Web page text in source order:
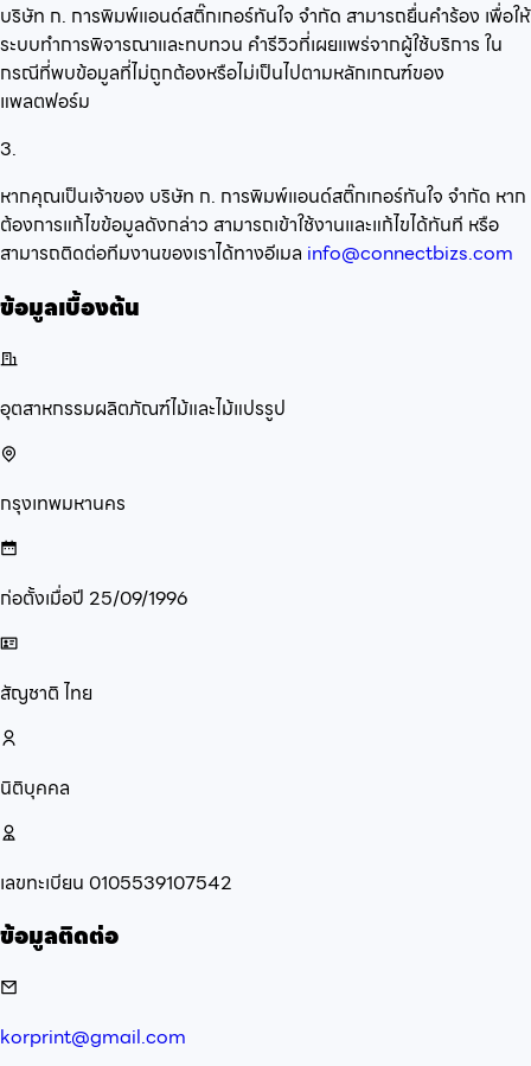
บริษัท ก. การพิมพ์แอนด์สติ๊กเกอร์ทันใจ จำกัด สามารถยื่นคำร้อง เพื่อให้
ระบบทำการพิจารณาและทบทวน คำรีวิวที่เผยแพร่จากผู้ใช้บริการ ใน
กรณีที่พบข้อมูลที่ไม่ถูกต้องหรือไม่เป็นไปตามหลักเกณฑ์ของ
แพลตฟอร์ม
3.
หากคุณเป็นเจ้าของ บริษัท ก. การพิมพ์แอนด์สติ๊กเกอร์ทันใจ จำกัด หาก
ต้องการแก้ไขข้อมูลดังกล่าว สามารถเข้าใช้งานและแก้ไขได้ทันที หรือ
สามารถติดต่อทีมงานของเราได้ทางอีเมล info@connectbizs.com
ข้อมูลเบื้องต้น
อุตสาหกรรมผลิตภัณฑ์ไม้และไม้แปรรูป
กรุงเทพมหานคร
ก่อตั้งเมื่อปี 25/09/1996
สัญชาติ ไทย
นิติบุคคล
เลขทะเบียน 0105539107542
ข้อมูลติดต่อ
korprint@gmail.com